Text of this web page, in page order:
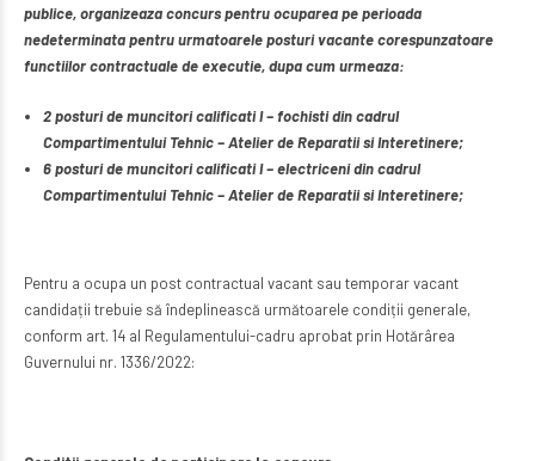
publice, organizeaza concurs pentru ocuparea pe perioada
nedeterminata pentru urmatoarele posturi vacante corespunzatoare
functiilor contractuale de executie, dupa cum urmeaza:
2 posturi de muncitori calificati I – fochisti din cadrul
Compartimentului Tehnic – Atelier de Reparatii si Interetinere;
6 posturi de muncitori calificati I – electriceni din cadrul
Compartimentului Tehnic – Atelier de Reparatii si Interetinere;
Pentru a ocupa un post contractual vacant sau temporar vacant
candidații trebuie să îndeplinească următoarele condiții generale,
conform art. 14 al Regulamentului-cadru aprobat prin Hotărârea
Guvernului nr. 1336/2022: